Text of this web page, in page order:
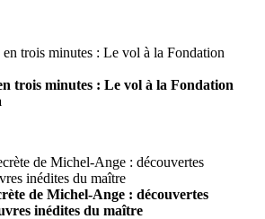
trois minutes : Le vol à la Fondation
de Michel-Ange : découvertes
inédites du maître